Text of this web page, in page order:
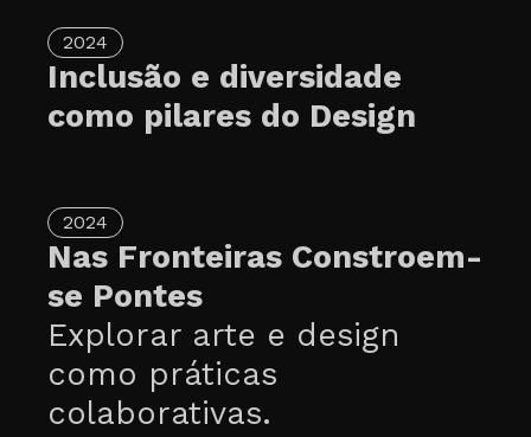
2024
Inclusão e diversidade
como pilares do Design
2024
Nas Fronteiras Constroem-
se Pontes
Explorar arte e design
como práticas
colaborativas.